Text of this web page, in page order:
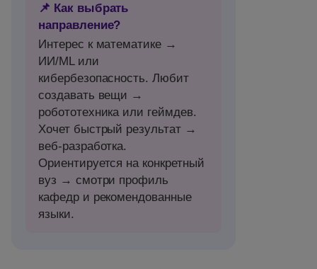
📌 Как выбрать
направление?
Интерес к математике →
ИИ/ML или
кибербезопасность. Любит
создавать вещи →
робототехника или геймдев.
Хочет быстрый результат →
веб-разработка.
Ориентируется на конкретный
вуз → смотри профиль
кафедр и рекомендованные
языки.